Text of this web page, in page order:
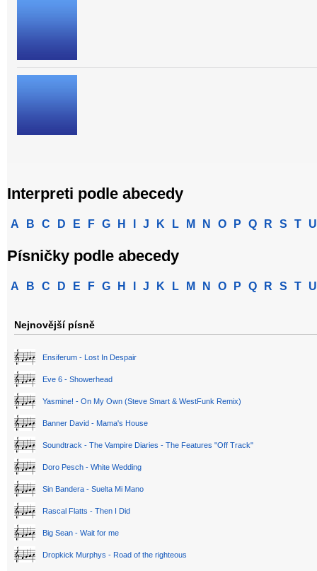
Interpreti podle abecedy
A B C D E F G H J K L M N O P Q R S T U
Písničky podle abecedy
A B C D E F G H J K L M N O P Q R S T U
Nejnovější písně
Ensiferum - Lost In Despair
Eve 6 - Showerhead
Yasmine! - On My Own (Steve Smart & WestFunk Remix)
Banner David - Mama's House
Soundtrack - The Vampire Diaries - The Features "Off Track"
Doro Pesch - White Wedding
Sin Bandera - Suelta Mi Mano
Rascal Flatts - Then I Did
Big Sean - Wait for me
Dropkick Murphys - Road of the righteous